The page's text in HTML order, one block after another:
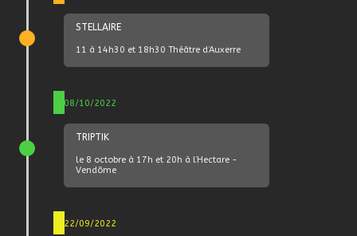
STELLAIRE
11 à 14h30 et 18h30 Théâtre d’Auxerre
08/10/2022
TRIPTIK
le 8 octobre à 17h et 20h à l’Hectare -
Vendôme
22/09/2022